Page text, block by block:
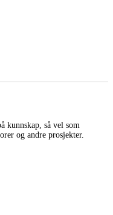
kunnskap, så vel som
og andre prosjekter.